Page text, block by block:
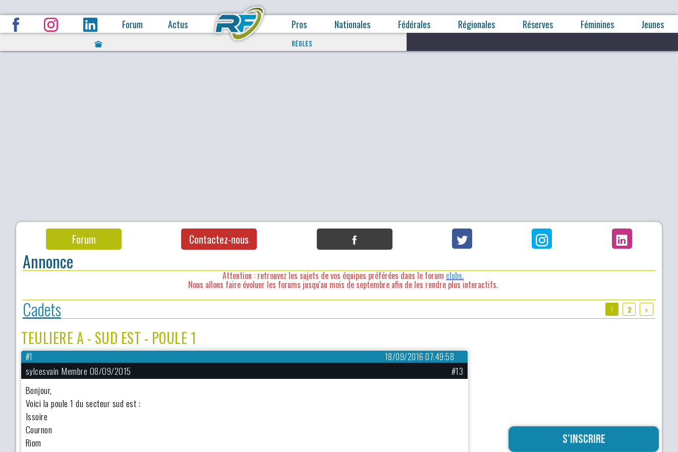
Forum Actus Pros Nationales Fédérales Régionales Réserves Féminines Jeunes
RÈGLES
Forum Contactez-nous
Annonce
Attention : retrouvez les sujets de vos équipes préférées dans le forum clubs.
Nous allons faire évoluer les forums jusqu'au mois de septembre afin de les rendre plus interactifs.
Cadets 1 2
TEULIERE A - SUD EST - POULE 1
18/09/2016 07:49:58
#1
sylcesvain Membre 08/09/2015
#13
Bonjour,
Voici la poule 1 du secteur sud est :
Issoire
Cournon
Riom
S'inscrire